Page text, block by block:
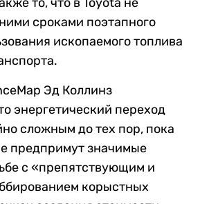
сроками поэтапного
ископаемого топлива
Эд Коллинз
энергетический переход
сложным до тех пор, пока
предпримут значимые
с «препятствующим и
корыстных